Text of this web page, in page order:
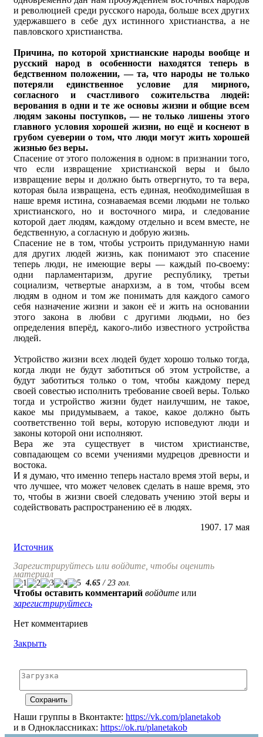
и революцией среди русского народа, больше всех других
удержавшего в себе дух истинного христианства, а не
павловского христианства.
Причина, по которой христианские народы вообще и
русский народ в особенности находятся теперь в
бедственном положении, — та, что народы не только
потеряли единственное условие для мирного,
согласного и счастливого сожительства людей:
верования в одни и те же основы жизни и общие всем
людям законы поступков, — не только лишены этого
главного условия хорошей жизни, но ещё и коснеют в
грубом суеверии о том, что люди могут жить хорошей
жизнью без веры.
Спасение от этого положения в одном: в признании того,
что если извращение христианской веры и было
извращение веры и должно быть отвергнуто, то та вера,
которая была извращена, есть единая, необходимейшая в
наше время истина, сознаваемая всеми людьми не только
христианского, но и восточного мира, и следование
которой дает людям, каждому отдельно и всем вместе, не
бедственную, а согласную и добрую жизнь.
Спасение не в том, чтобы устроить придуманную нами
для других людей жизнь, как понимают это спасение
теперь люди, не имеющие веры — каждый по-своему:
одни парламентаризм, другие республику, третьи
социализм, четвертые анархизм, а в том, чтобы всем
людям в одном и том же понимать для каждого самого
себя назначение жизни и закон её и жить на основании
этого закона в любви с другими людьми, но без
определения вперёд, какого-либо известного устройства
людей.
Устройство жизни всех людей будет хорошо только тогда,
когда люди не будут заботиться об этом устройстве, а
будут заботиться только о том, чтобы каждому перед
своей совестью исполнить требование своей веры. Только
тогда и устройство жизни будет наилучшим, не такое,
какое мы придумываем, а такое, какое должно быть
соответственно той веры, которую исповедуют люди и
законы которой они исполняют.
Вера же эта существует в чистом христианстве,
совпадающем со всеми учениями мудрецов древности и
востока.
И я думаю, что именно теперь настало время этой веры, и
что лучшее, что может человек сделать в наше время, это
то, чтобы в жизни своей следовать учению этой веры и
содействовать распространению её в людях.
1907. 17 мая
Источник
Зарегистрируйтесь или войдите, чтобы оценить
материал
4.65 / 23 гол.
Чтобы оставить комментарий войдите или
зарегистрируйтесь
Нет комментариев
Закрыть
Наши группы в Вконтакте: https://vk.com/planetakob
и в Одноклассниках: https://ok.ru/planetakob